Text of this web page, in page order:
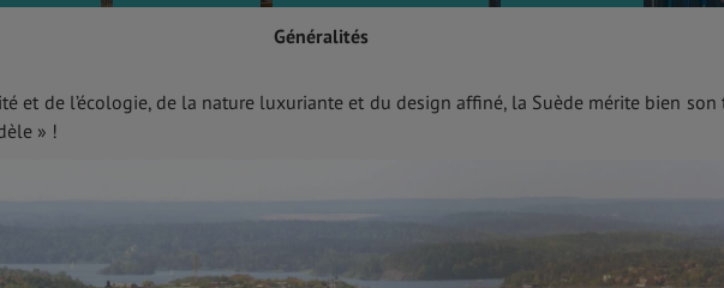
Généralités
et de l’écologie, de la nature luxuriante et du design affiné, la Suède mérite bien son
» !